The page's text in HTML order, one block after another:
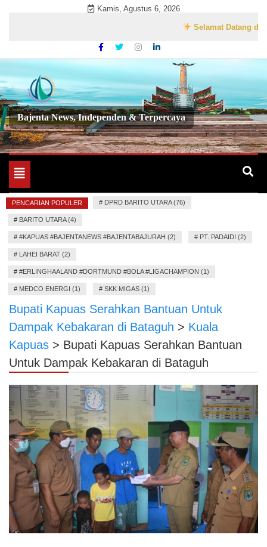
Kamis, Agustus 6, 2026
Selamat Datang di
Bajenta News, Independen & Terpercaya
Toggle
navigation
PENCARIAN POPULER # DPRD BARITO UTARA (76)
# BARITO UTARA (4)
# #KAPUAS #BAJENTANEWS #BAJENTABAJURAH (2) # PT. PADAIDI (2)
# LAHEI BARAT (2)
# #ERLINGHAALAND #DORTMUND #BOLA #LIGACHAMPION (1)
# MEDCO ENERGI (1) # SKK MIGAS (1)
Bupati Kapuas Serahkan Bantuan Untuk
Dampak Kebakaran di Bataguh > Kuala
Kapuas > Bupati Kapuas Serahkan Bantuan
Untuk Dampak Kebakaran di Bataguh